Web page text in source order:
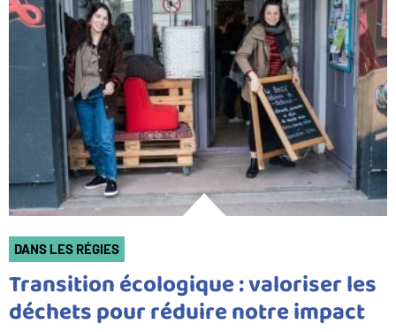
DANS LES RÉGIES
Transition écologique : valoriser les
déchets pour réduire notre impact